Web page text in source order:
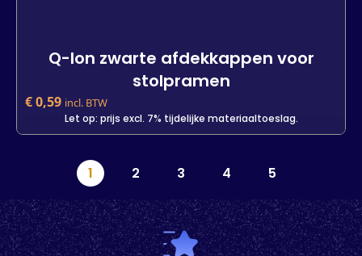
Q-lon zwarte afdekkappen voor
stolpramen
€0,59 incl. BTW
Let op: prijs excl. 7% tijdelijke materiaaltoeslag.
Q-lon zwarte afdekkappen voor
stolpramen
- +
In den Warenkorb
1 2 3 4 5